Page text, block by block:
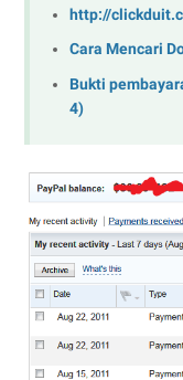
http://
Cara Mencari
Bukti
4)